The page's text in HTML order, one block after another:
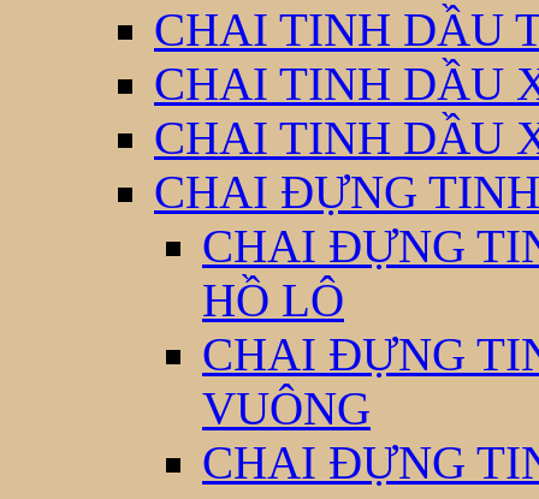
CHAI TINH DẦU
CHAI TINH DẦU
CHAI TINH DẦU
CHAI ĐỰNG
CHAI ĐỰNG
HỒ LÔ
CHAI ĐỰNG
VUÔNG
CHAI ĐỰNG